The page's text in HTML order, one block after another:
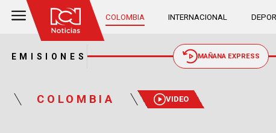
COLOMBIA INTERNACIONAL
EMISIONES MAÑANA EXPRESS
COLOMBIA VIDEO